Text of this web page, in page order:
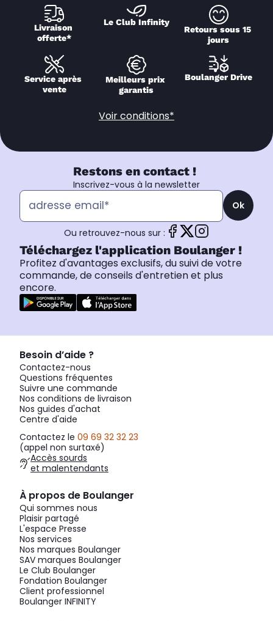
Livraison
offerte*
Le Club Infinity
Retours sous 15
jours
Service après
vente
Meilleurs prix
garantis
Boulanger Drive
Voir conditions*
Restons en contact !
Inscrivez-vous à la newsletter
Ok
Ou retrouvez-nous sur :
Téléchargez l'application Boulanger !
Profitez d'avantages exclusifs, du suivi de votre
commande, de conseils d'entretien et plus
encore.
Besoin d’aide ?
Contactez-nous
Questions fréquentes
Suivre une commande
Nos conditions de livraison
Nos guides d'achat
Centre d'aide
Contactez le 09 69 32 32 23
(appel non surtaxé)
Accès sourds
et malentendants
À propos de Boulanger
Qui sommes nous
Plaisir partagé
L'espace Presse
Nos services
Nos marques Boulanger
SAV marques Boulanger
Le Club Boulanger
Fondation Boulanger
Client professionnel
Boulanger INFINITY